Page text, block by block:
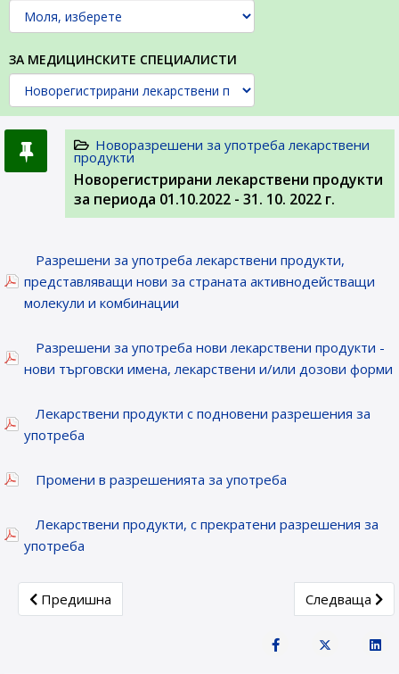
ЗА МЕДИЦИНСКИТЕ СПЕЦИАЛИСТИ
Новоразрешени за употреба лекарствени
продукти
Новорегистрирани лекарствени продукти
за периода 01.10.2022 - 31. 10. 2022 г.
Разрешени за употреба лекарствени продукти,
представляващи нови за страната активнодействащи
молекули и комбинации
Разрешени за употреба нови лекарствени продукти -
нови търговски имена, лекарствени и/или дозови форми
Лекарствени продукти с подновени разрешения за
употреба
Промени в разрешенията за употреба
Лекарствени продукти, с прекратени разрешения за
употреба
Previous article: Новорегистрирани лекарствени
Предишна Next article:
Следваща